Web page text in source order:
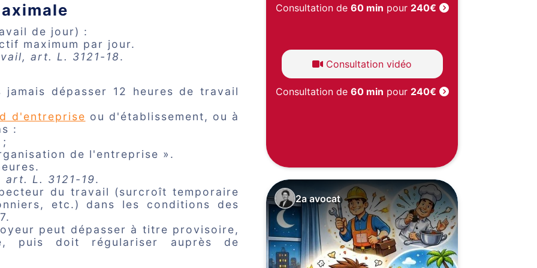
de jour) :
maximum par jour.
art. L. 3121-18.
jamais dépasser 12 heures de travail
d'entreprise ou d'établissement, ou à
:
de l'entreprise ».
art. L. 3121-19.
du travail (surcroît temporaire
etc.) dans les conditions des
peut dépasser à titre provisoire,
puis doit régulariser auprès de
Consultation de 60 min pour 240€
Consultation vidéo
Consultation de 60 min pour 240€
2a avocat